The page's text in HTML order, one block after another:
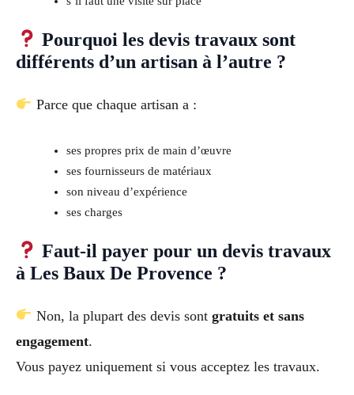
Pourquoi les devis travaux sont
différents d’un artisan à l’autre ?
Parce que chaque artisan a :
ses propres prix de main d’œuvre
ses fournisseurs de matériaux
son niveau d’expérience
ses charges
Faut-il payer pour un devis travaux
à Les Baux De Provence ?
Non, la plupart des devis sont gratuits et sans
engagement.
Vous payez uniquement si vous acceptez les travaux.